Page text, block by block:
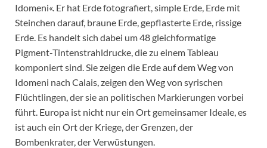
Idomeni«. Er hat Erde fotografiert, simple Erde, Erde mit
Steinchen darauf, braune Erde, gepflasterte Erde, rissige
Erde. Es handelt sich dabei um 48 gleichformatige
Pigment-Tintenstrahldrucke, die zu einem Tableau
komponiert sind. Sie zeigen die Erde auf dem Weg von
Idomeni nach Calais, zeigen den Weg von syrischen
Flüchtlingen, der sie an politischen Markierungen vorbei
führt. Europa ist nicht nur ein Ort gemeinsamer Ideale, es
ist auch ein Ort der Kriege, der Grenzen, der
Bombenkrater, der Verwüstungen.